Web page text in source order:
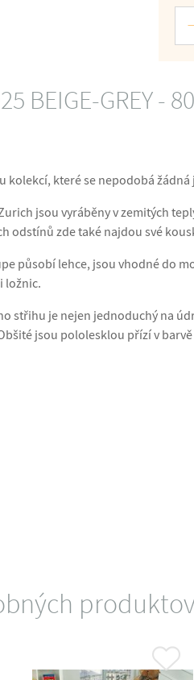
BEIGE-GREY -
kolekcí, které se nepodobá žádná
jsou vyráběny v zemitých
odstínů zde také najdou své
působí lehce, jsou vhodné do
ložnic.
střihu je nejen jednoduchý na
jsou pololesklou přízí v
produktov